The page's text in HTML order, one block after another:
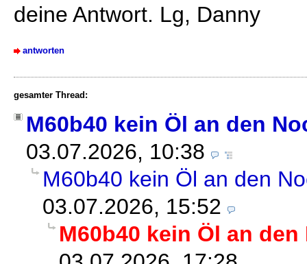
deine Antwort. Lg, Danny
antworten
gesamter Thread:
M60b40 kein Öl an den
03.07.2026, 10:38
M60b40 kein Öl an den
03.07.2026, 15:52
M60b40 kein Öl an